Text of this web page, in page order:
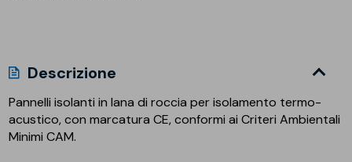
Descrizione
Pannelli isolanti in lana di roccia per isolamento termo-
acustico, con marcatura CE, conformi ai Criteri Ambientali
Minimi CAM.